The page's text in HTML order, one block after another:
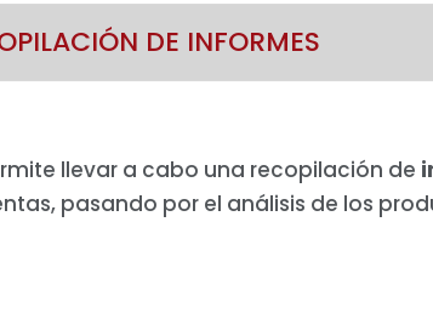
DE INFORMES
llevar a cabo una recopilación de
pasando por el análisis de los